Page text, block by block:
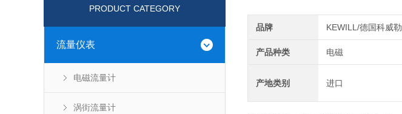
PRODUCT CATEGORY
流量仪表
电磁流量计
涡街流量计
品牌 KEWILL/德国科威勒
产品种类 电磁
产地类别 进口